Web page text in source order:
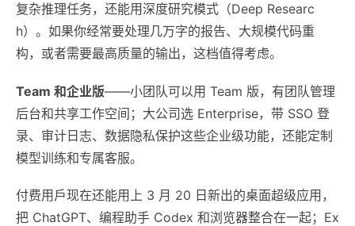
复杂推理任务，还能用深度研究模式（Deep Researc
h）。如果你经常要处理几万字的报告、大规模代码重
构，或者需要最高质量的输出，这档值得考虑。
Team 和企业版——小团队可以用 Team 版，有团队管理
后台和共享工作空间；大公司选 Enterprise，带 SSO 登
录、审计日志、数据隐私保护这些企业级功能，还能定制
模型训练和专属客服。
付费用戶现在还能用上 3 月 20 日新出的桌面超级应用，
把 ChatGPT、编程助手 Codex 和浏览器整合在一起；Ex